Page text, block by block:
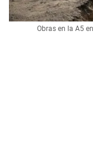
Obras en la A5